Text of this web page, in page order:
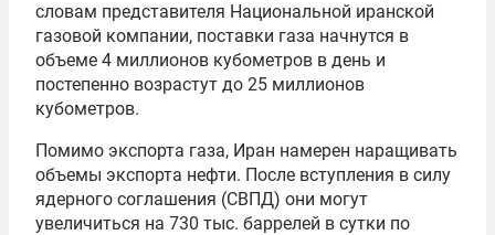
словам представителя Национальной иранской
газовой компании, поставки газа начнутся в
объеме 4 миллионов кубометров в день и
постепенно возрастут до 25 миллионов
кубометров.
Помимо экспорта газа, Иран намерен наращивать
объемы экспорта нефти. После вступления в силу
ядерного соглашения (СВПД) они могут
увеличиться на 730 тыс. баррелей в сутки по